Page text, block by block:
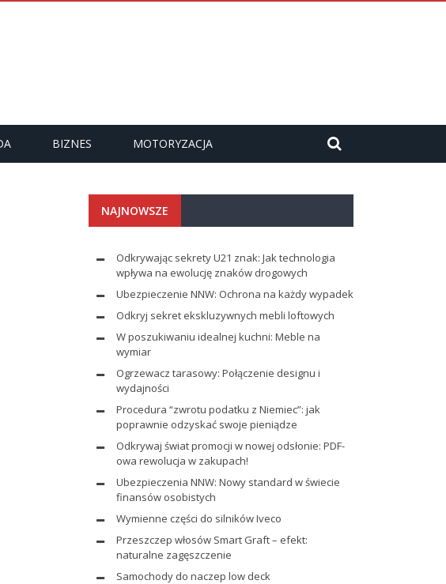
BIZNES MOTORYZACJA
NAJNOWSZE
Odkrywając sekrety U21 znak: Jak technologia
wpływa na ewolucję znaków drogowych
Ubezpieczenie NNW: Ochrona na każdy wypadek
Odkryj sekret ekskluzywnych mebli loftowych
W poszukiwaniu idealnej kuchni: Meble na
wymiar
Ogrzewacz tarasowy: Połączenie designu i
wydajności
Procedura “zwrotu podatku z Niemiec”: jak
poprawnie odzyskać swoje pieniądze
Odkrywaj świat promocji w nowej odsłonie: PDF-
owa rewolucja w zakupach!
Ubezpieczenia NNW: Nowy standard w świecie
finansów osobistych
Wymienne części do silników Iveco
Przeszczep włosów Smart Graft – efekt:
naturalne zagęszczenie
Samochody do naczep low deck